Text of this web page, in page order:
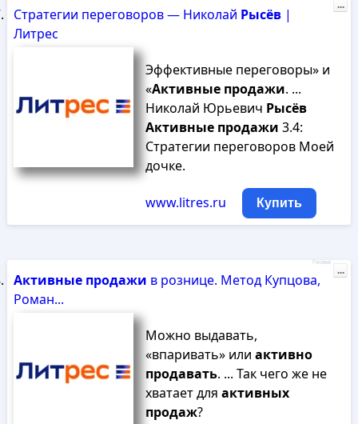
Стратегии переговоров — Николай Рысёв|
Литрес
Эффективные переговоры» и
«Активные продажи. ...
Николай Юрьевич Рысёв
Активные продажи 3.4:
Стратегии переговоров Моей
дочке.
www.litres.ru Купить
...
Активные продажи в рознице. Метод Купцова,
Роман...
Можно выдавать,
«впаривать» или активно
продавать. ... Так чего же не
хватает для активных
продаж?
Реклама
...